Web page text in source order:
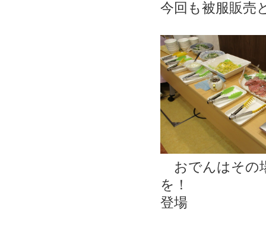
今回も被服販売
おでんはその
を！
登場